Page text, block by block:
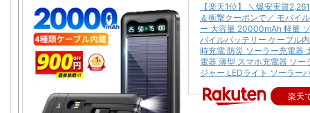
【楽天1位】 ＼爆安実質
＆衝撃クーポンで／ モバイ
ー 大容量 20000mAh 軽量
バイルバッテリー ケーブル
時充電 防災 ソーラー充電器
電器 薄型 スマホ充電器 ソー
ジャー LEDライト ソーラー
楽天